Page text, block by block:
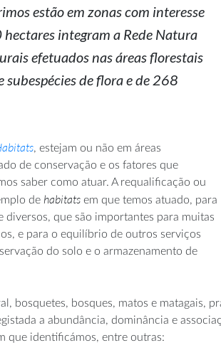
estão em zonas com interesse
integram a Rede Natura
efetuados nas áreas florestais
de flora e de 268
, estejam ou não em áreas
de conservação e os fatores que
saber como atuar. A requalificação ou
de habitats em que temos atuado, para
diversos, que são importantes para muitas
e para o equilíbrio de outros serviços
do solo e o armazenamento de
bosquetes, bosques, matos e matagais,
a abundância, dominância e
que identificámos, entre outras: